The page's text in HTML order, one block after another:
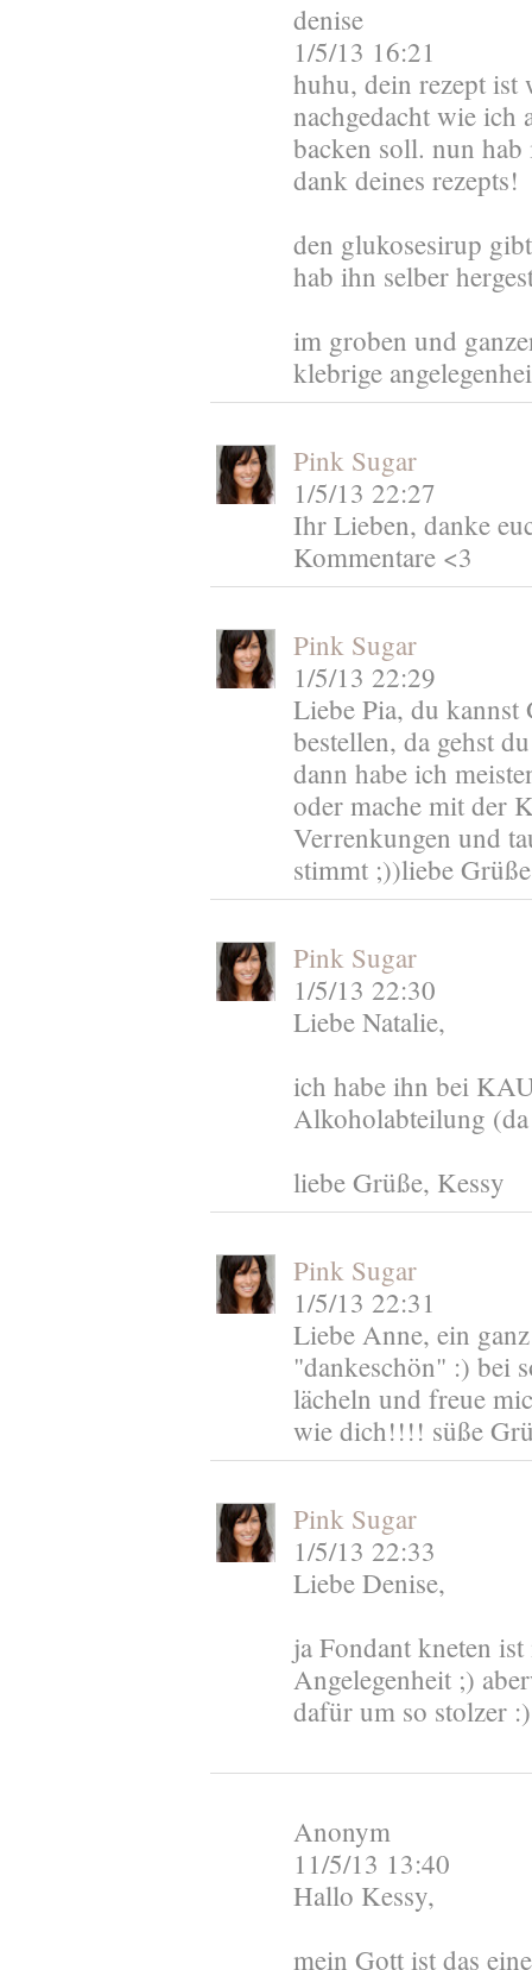
denise
1/5/13 16:21
huhu, dein rezept ist
nachgedacht wie ich
backen soll. nun
dank deines rezepts!
den glukosesirup
hab ihn selber
im groben und
klebrige
Pink Sugar
1/5/13 22:27
Ihr Lieben, danke
Kommentare <3
Pink Sugar
1/5/13 22:29
Liebe Pia, du kannst
bestellen, da gehst
dann habe ich
oder mache mit der
Verrenkungen und
stimmt ;))liebe Grüße
Pink Sugar
1/5/13 22:30
Liebe Natalie,
ich habe ihn bei
Alkoholabteilung
liebe Grüße, Kessy
Pink Sugar
1/5/13 22:31
Liebe Anne, ein
"dankeschön" :) bei
lächeln und freue
wie dich!!!! süße
Pink Sugar
1/5/13 22:33
Liebe Denise,
ja Fondant kneten
Angelegenheit ;)
dafür um so stolzer
Anonym
11/5/13 13:40
Hallo Kessy,
mein Gott ist das